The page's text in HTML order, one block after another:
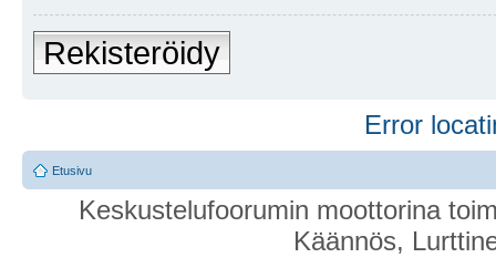
Rekisteröidy
Error
Etusivu
Keskustelufoorumin moottorina
Käännös,